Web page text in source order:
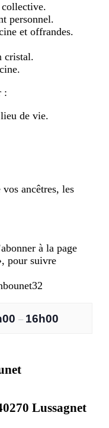
personnel.
et offrandes.
cristal.
:
de vie.
vos ancêtres, les
à la page
pour suivre
– 16h00
Lussagnet